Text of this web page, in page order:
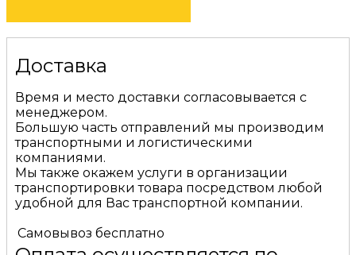
Доставка
Время и место доставки согласовывается с
менеджером.
Большую часть отправлений мы производим
транспортными и логистическими
компаниями.
Мы также окажем услуги в организации
транспортировки товара посредством любой
удобной для Вас транспортной компании.
Самовывоз бесплатно